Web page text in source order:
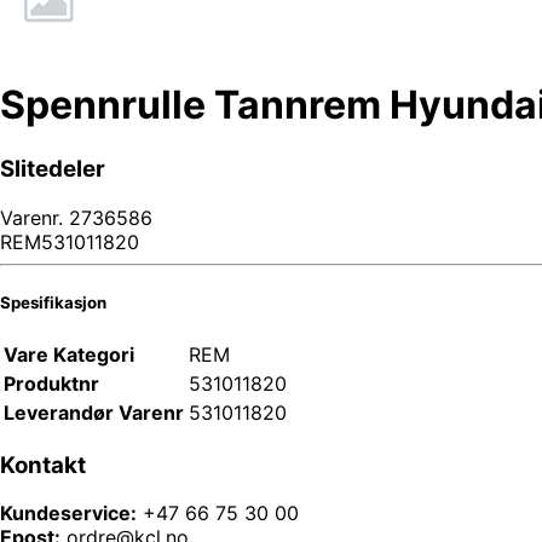
Spennrulle Tannrem
Slitedeler
Varenr. 2736586
REM531011820
Spesifikasjon
Vare Kategori
REM
Produktnr
531011820
Leverandør Varenr 531011820
Kontakt
Kundeservice: +47 66 75 30 00